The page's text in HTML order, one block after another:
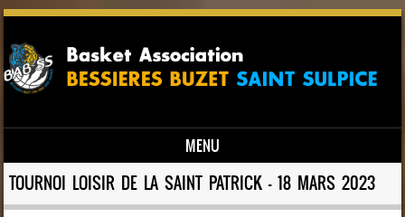
MENU
Skip to content
TOURNOI LOISIR DE LA SAINT PATRICK – 18 MARS 2023